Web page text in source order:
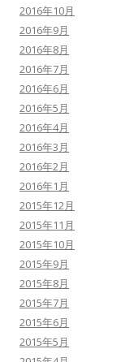
2016年10月
2016年9月
2016年8月
2016年7月
2016年6月
2016年5月
2016年4月
2016年3月
2016年2月
2016年1月
2015年12月
2015年11月
2015年10月
2015年9月
2015年8月
2015年7月
2015年6月
2015年5月